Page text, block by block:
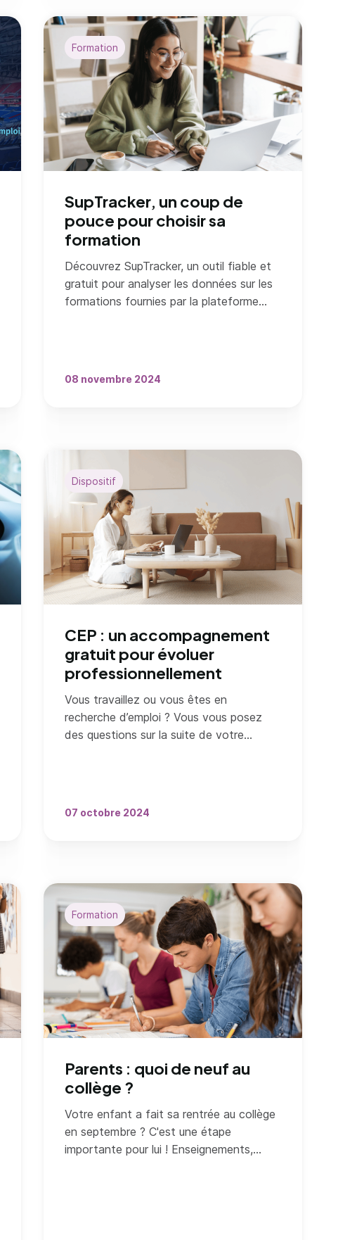
SupTracker, un coup de
pouce pour choisir sa
formation
Découvrez SupTracker, un outil fiable et
gratuit pour analyser les données sur les
formations fournies par la plateforme
08 novembre 2024
Formation
CEP : un accompagnement
gratuit pour évoluer
professionnellement
Vous travaillez ou vous êtes en
recherche d’emploi ? Vous vous posez
des questions sur la suite de votre
07 octobre 2024
Dispositif
Parents : quoi de neuf au
collège ?
Votre enfant a fait sa rentrée au collège
en septembre ? C'est une étape
importante pour lui ! Enseignements,
Formation